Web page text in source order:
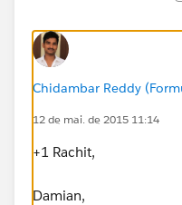
Chidambar Reddy
12 de mai. de 2015 11:14
+1 Rachit,
Damian,